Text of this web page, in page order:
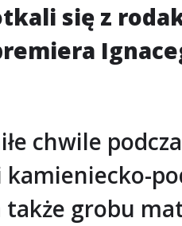
się z
chwile
kamieniecko-
także grobu